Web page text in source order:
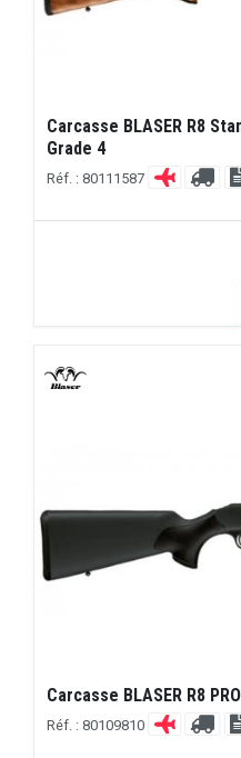
Carcasse BLASER R8
Grade 4
Réf. : 80111587
Carcasse BLASER R8
Réf. : 80109810